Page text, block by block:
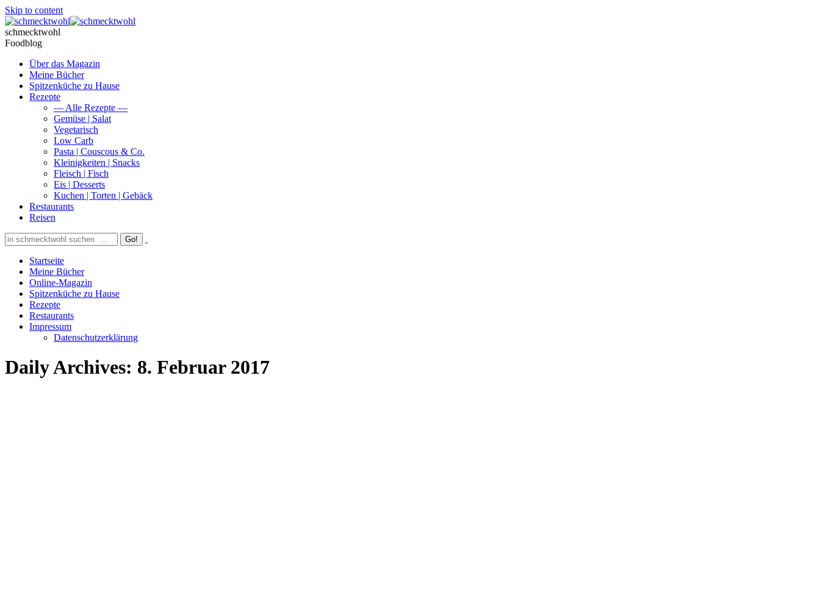
Skip to content
schmecktwohl
Foodblog
Über das Magazin
Meine Bücher
Spitzenküche zu Hause
Rezepte
— Alle Rezepte —
Gemüse | Salat
Vegetarisch
Low Carb
Pasta | Couscous & Co.
Kleinigkeiten | Snacks
Fleisch | Fisch
Eis | Desserts
Kuchen | Torten | Gebäck
Restaurants
Reisen
Startseite
Meine Bücher
Online-Magazin
Spitzenküche zu Hause
Rezepte
Restaurants
Impressum
Datenschutzerklärung
Daily Archives: 8. Februar 2017